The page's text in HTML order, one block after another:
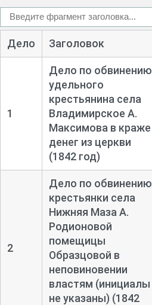
Дело Заголовок
1
Дело по обвинению
удельного
крестьянина села
Владимирское А.
Максимова в краже
денег из церкви
(1842 год)
2
Дело по обвинению
крестьянки села
Нижняя Маза А.
Родионовой
помещицы
Образцовой в
неповиновении
властям (инициалы
не указаны) (1842